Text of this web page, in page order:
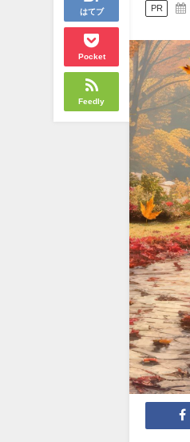
はてブ
Pocket
Feedly
PR